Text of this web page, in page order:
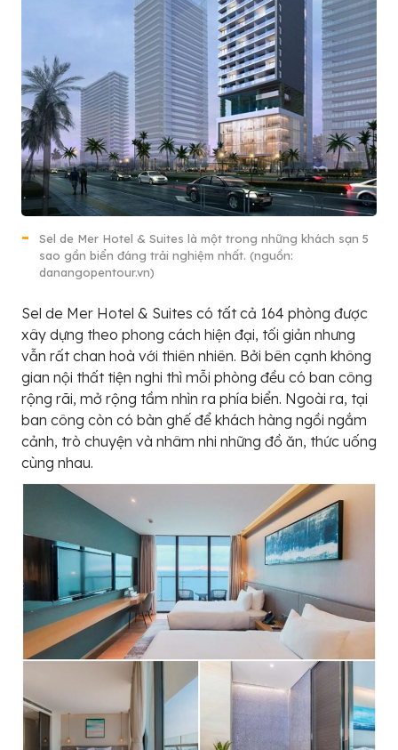
Sel de Mer Hotel & Suites là một trong những khách sạn 5
sao gần biển đáng trải nghiệm nhất. (nguồn:
danangopentour.vn)
Sel de Mer Hotel & Suites có tất cả 164 phòng được
xây dựng theo phong cách hiện đại, tối giản nhưng
vẫn rất chan hoà với thiên nhiên. Bởi bên cạnh không
gian nội thất tiện nghi thì mỗi phòng đều có ban công
rộng rãi, mở rộng tầm nhìn ra phía biển. Ngoài ra, tại
ban công còn có bàn ghế để khách hàng ngồi ngắm
cảnh, trò chuyện và nhâm nhi những đồ ăn, thức uống
cùng nhau.